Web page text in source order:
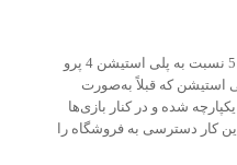
تغییر شاخص دیگری که در پلی استیشن 5 نسبت به پلی استیشن 4 پرو
استیشن که قبلاً به‌صورت
اپلیکیشنی جدا بود، درحال‌حاضر در PS5 یکپارچه شده و در کنار بازی‌ها
کار دسترسی به فروشگاه را